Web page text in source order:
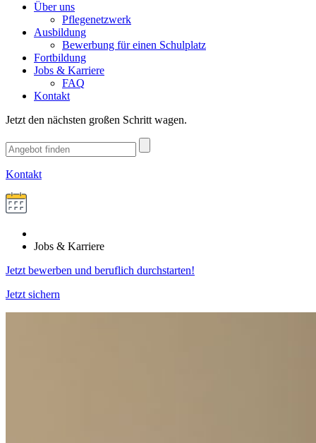
Über uns
Pflegenetzwerk
Ausbildung
Bewerbung für einen Schulplatz
Fortbildung
Jobs & Karriere
FAQ
Kontakt
Jetzt den nächsten großen Schritt wagen.
Kontakt
Jobs & Karriere
Jetzt bewerben und beruflich durchstarten!
Jetzt sichern